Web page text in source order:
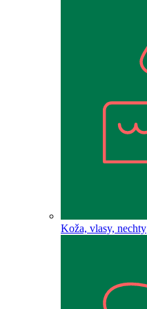
Koža, vlasy, nechty